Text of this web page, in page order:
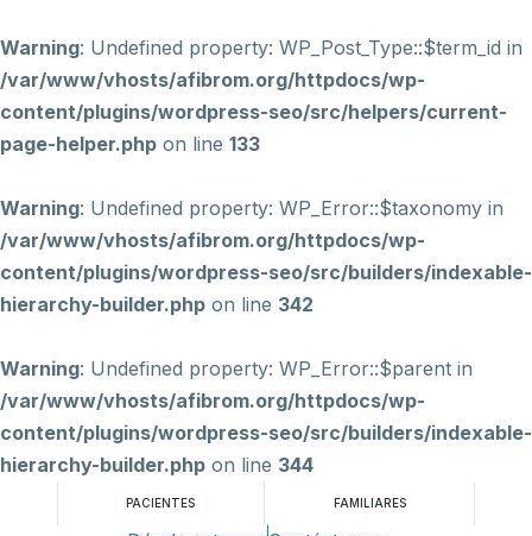
Warning: Undefined property: WP_Post_Type::$term_id in
/var/www/vhosts/afibrom.org/httpdocs/wp-
content/plugins/wordpress-seo/src/helpers/current-
page-helper.php on line 133
Warning: Undefined property: WP_Error::$taxonomy in
/var/www/vhosts/afibrom.org/httpdocs/wp-
content/plugins/wordpress-seo/src/builders/indexable-
hierarchy-builder.php on line 342
Warning: Undefined property: WP_Error::$parent in
/var/www/vhosts/afibrom.org/httpdocs/wp-
content/plugins/wordpress-seo/src/builders/indexable-
hierarchy-builder.php on line 344
PACIENTES FAMILIARES